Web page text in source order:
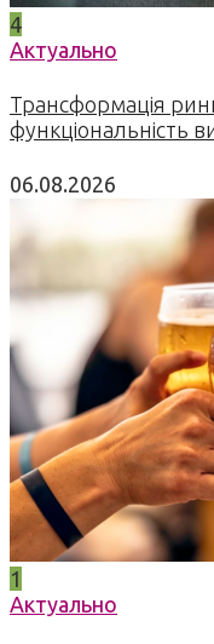
4
Актуально
Трансформація
функціональність
06.08.2026
1
Актуально